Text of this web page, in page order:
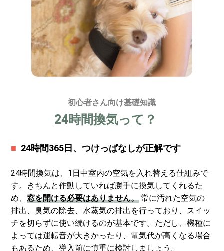
初心者さん向け基礎知識
24時間換気って？
24時間365日、つけっぱなしが正解です
24時間換気は、1日中室内の空気を入れ替える仕組みで
す。きちんと作動していれば勝手に換気してくれるた
め、窓を開ける必要はありません。 常に汚れた空気の
排出、臭気の除去、水蒸気の排出を行っており、スイッ
チを切らずに使い続けるのが基本です。ただし、機種に
よっては運転音が大きかったり、電気代が高くなる場合
もあるため、導入前に慎重に検討しましょう。